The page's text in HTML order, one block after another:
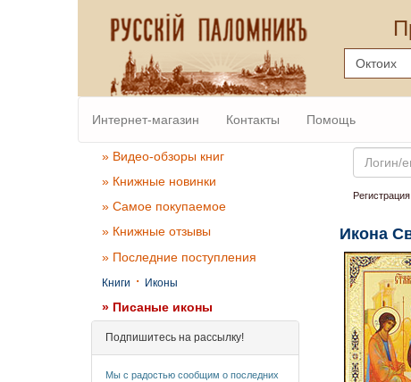
Интернет-магазин Контакты Помощь
» Видео-обзоры книг
» Книжные новинки
» Самое покупаемое
» Книжные отзывы
» Последние поступления
Книги · Иконы
» Писаные иконы
Подпишитесь на рассылку!
Мы с радостью сообщим о последних
Email
Регистрация
Икона